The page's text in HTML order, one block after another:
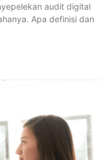
audit digital
Apa definisi dan